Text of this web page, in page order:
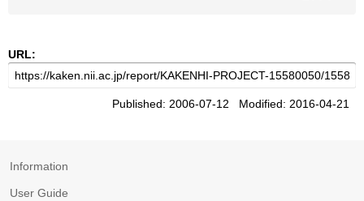
URL:
Published: 2006-07-12 Modified: 2016-04-21
Information
User Guide